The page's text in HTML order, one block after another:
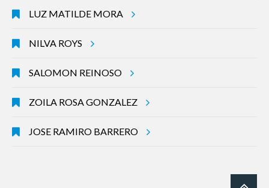
LUZ MATILDE MORA
NILVA ROYS
SALOMON REINOSO
ZOILA ROSA GONZALEZ
JOSE RAMIRO BARRERO